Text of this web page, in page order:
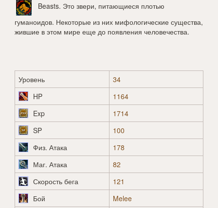
Beasts. Это звери, питающиеся плотью
гуманоидов. Некоторые из них мифологические существа,
жившие в этом мире еще до появления человечества.
Уровень
34
HP
1164
Exp
1714
SP
100
Физ. Атака
178
Маг. Атака
82
Скорость бега
121
Бой
Melee